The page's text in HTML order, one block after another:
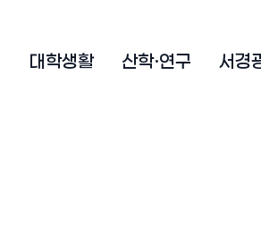
대학생활 산학·연구 서경